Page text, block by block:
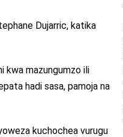
Dujarric, katika
kwa mazungumzo ili
hadi sasa, pamoja na
kuchochea vurugu